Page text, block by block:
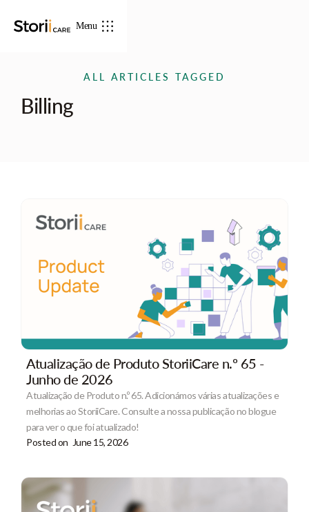
Menu
ALL ARTICLES TAGGED
Billing
Atualização de Produto StoriiCare n.º 65 -
Junho de 2026
Atualização de Produto n.º 65. Adicionámos várias atualizações e
melhorias ao StoriiCare. Consulte a nossa publicação no blogue
para ver o que foi atualizado!
Posted on June 15, 2026